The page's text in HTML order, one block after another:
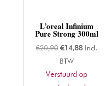
L’oreal Infinium
Pure Strong 300ml
€20,90 Oorspronkelijke
prijs
was:
€14,88Huidige
is:
Incl.
BTW
Verstuurd op